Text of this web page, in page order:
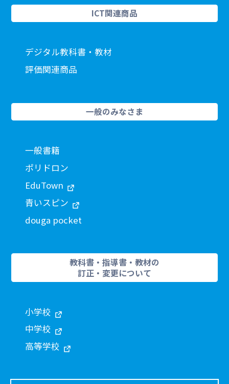
ICT関連商品
デジタル教科書・教材
評価関連商品
一般のみなさま
一般書籍
ポリドロン
EduTown
青いスピン
douga pocket
教科書・指導書・教材の
訂正・変更について
小学校
中学校
高等学校